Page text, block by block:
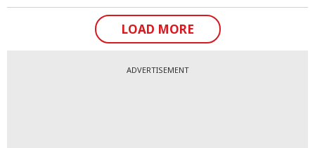
वादियों का यह संगम, दार्जिलिंग को “पूर्व की रानी”
(Queen of the Hills) बनाता है.
LOAD MORE
ADVERTISEMENT